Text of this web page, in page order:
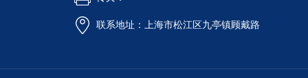
联系地址：上海市松江区九亭镇顾戴路